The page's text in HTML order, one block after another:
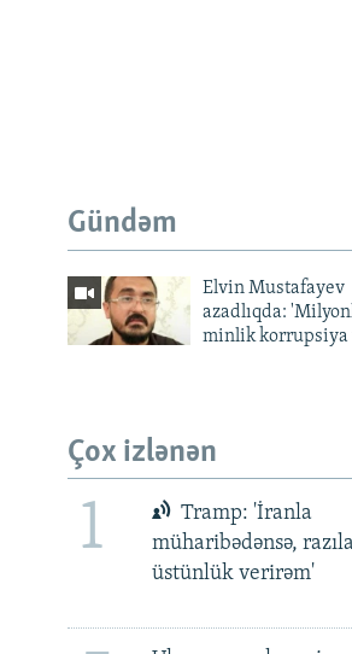
Gündəm
Elvin Mustafayev
azadlıqda:
minlik korrupsiya
Çox izlənən
1
Tramp: 'İranla
müharibədənsə,
üstünlük verirəm'